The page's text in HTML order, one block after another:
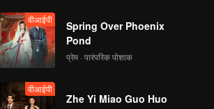
वीआईपी
Spring Over Phoenix
Pond
प्रेम · पारंपरिक पोशाक
वीआईपी
Zhe Yi Miao Guo Huo